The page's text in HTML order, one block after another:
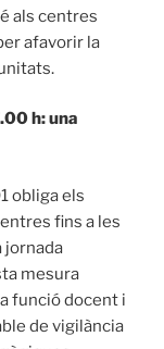
als centres
afavorir la
h: una
obliga els
fins a les
jornada
mesura
funció docent i
de vigilància